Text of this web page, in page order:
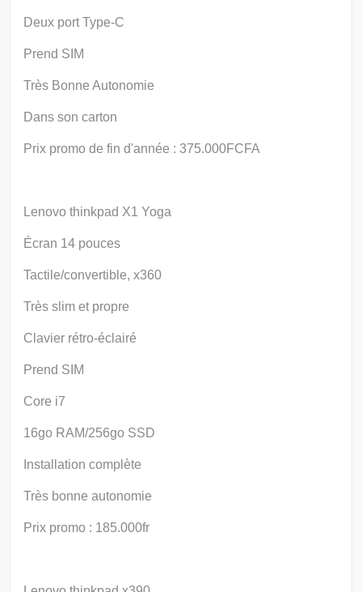
Deux port Type-C
Prend SIM
Très Bonne Autonomie
Dans son carton
Prix promo de fin d'année : 375.000FCFA
Lenovo thinkpad X1 Yoga
Écran 14 pouces
Tactile/convertible, x360
Très slim et propre
Clavier rétro-éclairé
Prend SIM
Core i7
16go RAM/256go SSD
Installation complète
Très bonne autonomie
Prix promo : 185.000fr